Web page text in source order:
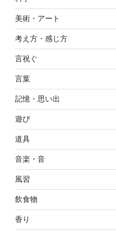
美術・アート
考え方・感じ方
言祝ぐ
言葉
記憶・思い出
遊び
道具
音楽・音
風習
飲食物
香り